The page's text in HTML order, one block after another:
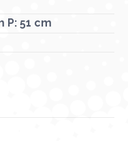
P: 51 cm